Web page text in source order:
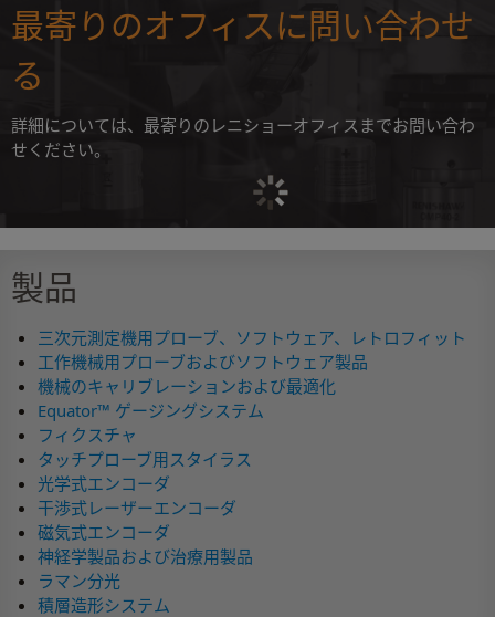
最寄りのオフィスに問い合わせ
る
詳細については、最寄りのレニショーオフィスまでお問い合わ
せください。
製品
三次元測定機用プローブ、ソフトウェア、レトロフィット
工作機械用プローブおよびソフトウェア製品
機械のキャリブレーションおよび最適化
Equator™ ゲージングシステム
フィクスチャ
タッチプローブ用スタイラス
光学式エンコーダ
干渉式レーザーエンコーダ
磁気式エンコーダ
神経学製品および治療用製品
ラマン分光
積層造形システム